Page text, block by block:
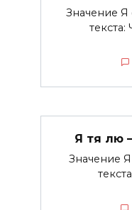
Значение Я
Я тя лю
Значение